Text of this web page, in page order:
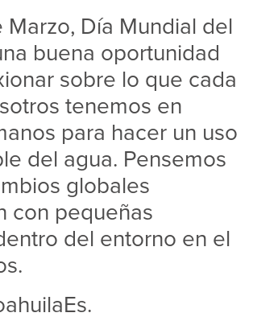
Día Mundial del
buena oportunidad
sobre lo que cada
tenemos en
para hacer un uso
del agua. Pensemos
globales
con pequeñas
del entorno en el